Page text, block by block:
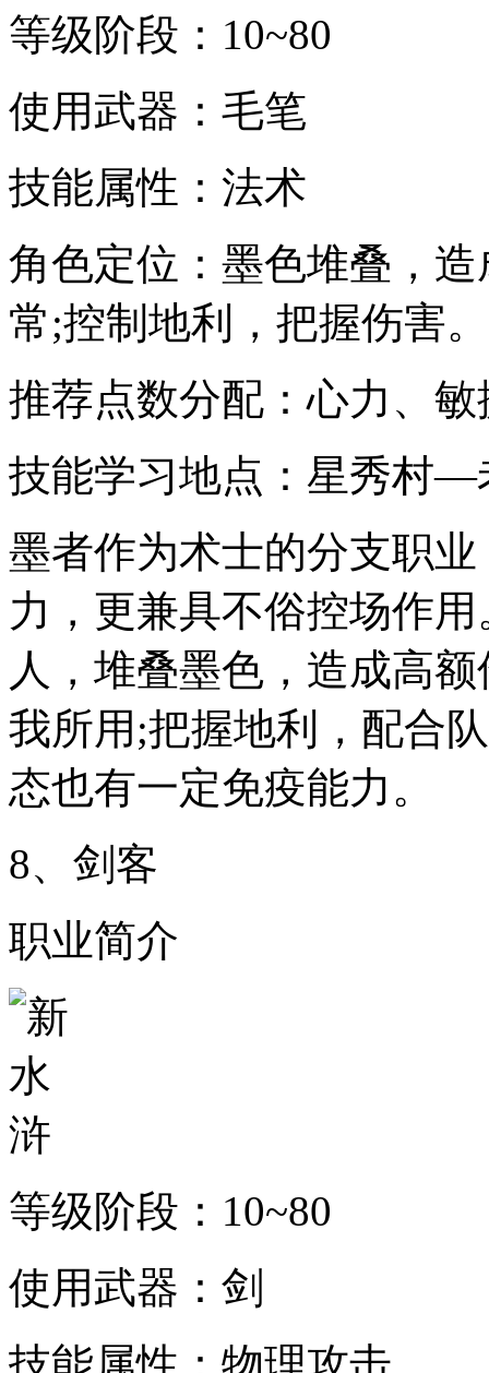
等级阶段：10~80
使用武器：毛笔
技能属性：法术
角色定位：墨色堆叠，
常;控制地利，把握伤害。
推荐点数分配：心力、
技能学习地点：星秀村—
墨者作为术士的分支职
力，更兼具不俗控场作
人，堆叠墨色，造成高
我所用;把握地利，配合
态也有一定免疫能力。
8、剑客
职业简介
等级阶段：10~80
使用武器：剑